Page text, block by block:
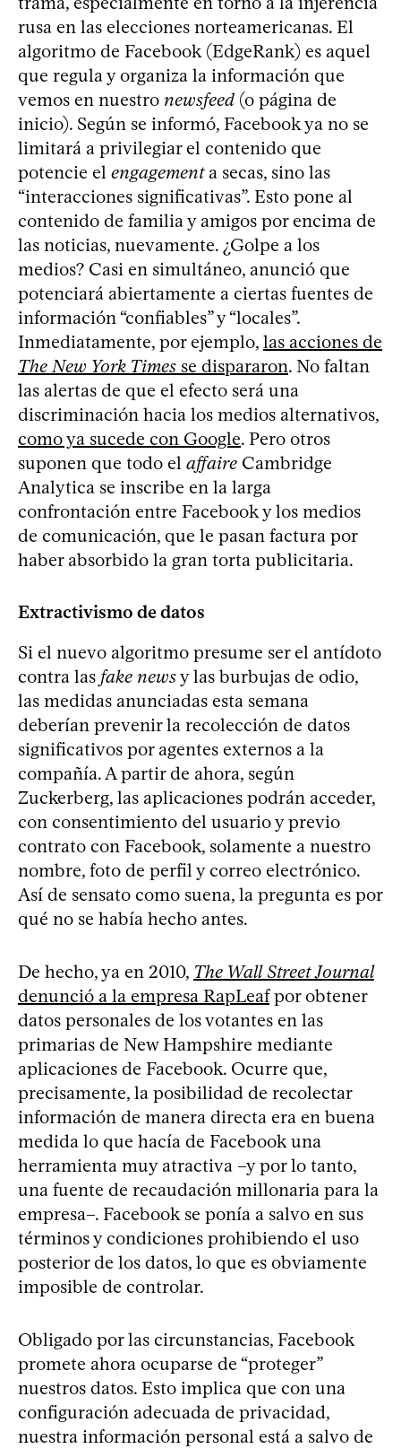
rusa en las elecciones norteamericanas. El
algoritmo de Facebook (EdgeRank) es aquel
que regula y organiza la información que
vemos en nuestro newsfeed (o página de
inicio). Según se informó, Facebook ya no se
limitará a privilegiar el contenido que
potencie el engagementa secas, sino las
“interacciones significativas”. Esto pone al
contenido de familia y amigos por encima de
las noticias, nuevamente. ¿Golpe a los
medios? Casi en simultáneo, anunció que
potenciará abiertamente a ciertas fuentes de
información “confiables” y “locales”.
Inmediatamente, por ejemplo, las acciones de
The New York Times se dispararon. No faltan
las alertas de que el efecto será una
discriminación hacia los medios alternativos,
como ya sucede con Google. Pero otros
suponen que todo el affaire Cambridge
Analytica se inscribe en la larga
confrontación entre Facebook y los medios
de comunicación, que le pasan factura por
haber absorbido la gran torta publicitaria.
Extractivismo de datos
Si el nuevo algoritmo presume ser el antídoto
contra las fake newsy las burbujas de odio,
las medidas anunciadas esta semana
deberían prevenir la recolección de datos
significativos por agentes externos a la
compañía. A partir de ahora, según
Zuckerberg, las aplicaciones podrán acceder,
con consentimiento del usuario y previo
contrato con Facebook, solamente a nuestro
nombre, foto de perfil y correo electrónico.
Así de sensato como suena, la pregunta es por
qué no se había hecho antes.
De hecho, ya en 2010, The Wall Street Journal
denunció a la empresa RapLeafpor obtener
datos personales de los votantes en las
primarias de New Hampshire mediante
aplicaciones de Facebook. Ocurre que,
precisamente, la posibilidad de recolectar
información de manera directa era en buena
medida lo que hacía de Facebook una
herramienta muy atractiva –y por lo tanto,
una fuente de recaudación millonaria para la
empresa–. Facebook se ponía a salvo en sus
términos y condiciones prohibiendo el uso
posterior de los datos, lo que es obviamente
imposible de controlar.
Obligado por las circunstancias, Facebook
promete ahora ocuparse de “proteger”
nuestros datos. Esto implica que con una
configuración adecuada de privacidad,
nuestra información personal está a salvo de